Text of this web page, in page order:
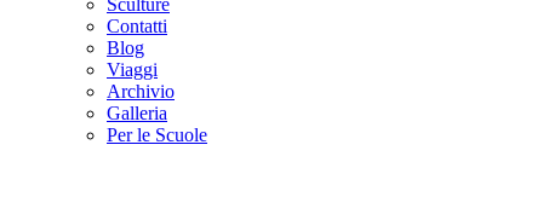
Contatti
Blog
Viaggi
Archivio
Galleria
Per le Scuole